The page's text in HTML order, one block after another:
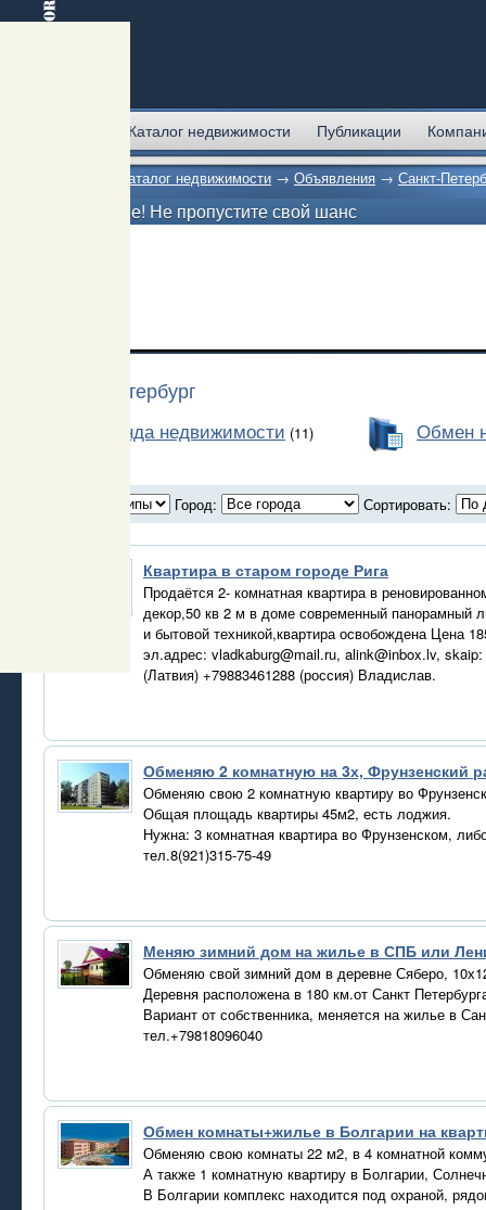
Каталог недвижимости Публикации
Каталог недвижимости → Объявления → Санкт-
Внимание! Не пропустите свой шанс
Санкт-Петербург
Аренда недвижимости (11) Обмен
Город: Сортировать:
Квартира в старом городе Рига
Продаётся 2- комнатная квартира в
декор,50 кв 2 м в доме современный панорамный
и бытовой техникой,квартира освобождена Цена
эл.адрес: vladkaburg@mail.ru, alink@inbox.lv,
(Латвия) +79883461288 (россия) Владислав.
Обменяю 2 комнатную на 3х, Фрунзенский
Обменяю свою 2 комнатную квартиру во
Общая площадь квартиры 45м2, есть лоджия.
Нужна: 3 комнатная квартира во Фрунзенском,
тел.8(921)315-75-49
Меняю зимний дом на жилье в СПБ или
Обменяю свой зимний дом в деревне Сяберо,
Деревня расположена в 180 км.от Санкт
Вариант от собственника, меняется на жилье в
тел.+79818096040
Обмен комнаты+жилье в Болгарии на
Обменяю свою комнаты 22 м2, в 4 комнатной
А также 1 комнатную квартиру в Болгарии,
В Болгарии комплекс находится под охраной,